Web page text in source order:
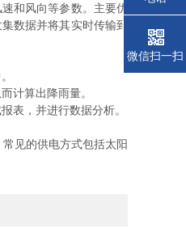
和风向等参数。主要优
数据并将其实时传输到
计算出降雨量。
表，并进行数据分析。
见的供电方式包括太阳
微信扫一扫